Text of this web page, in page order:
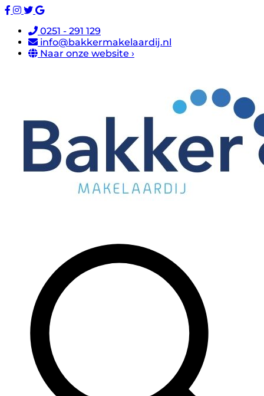
0251 - 291 129
info@bakkermakelaardij.nl
Naar onze website ›